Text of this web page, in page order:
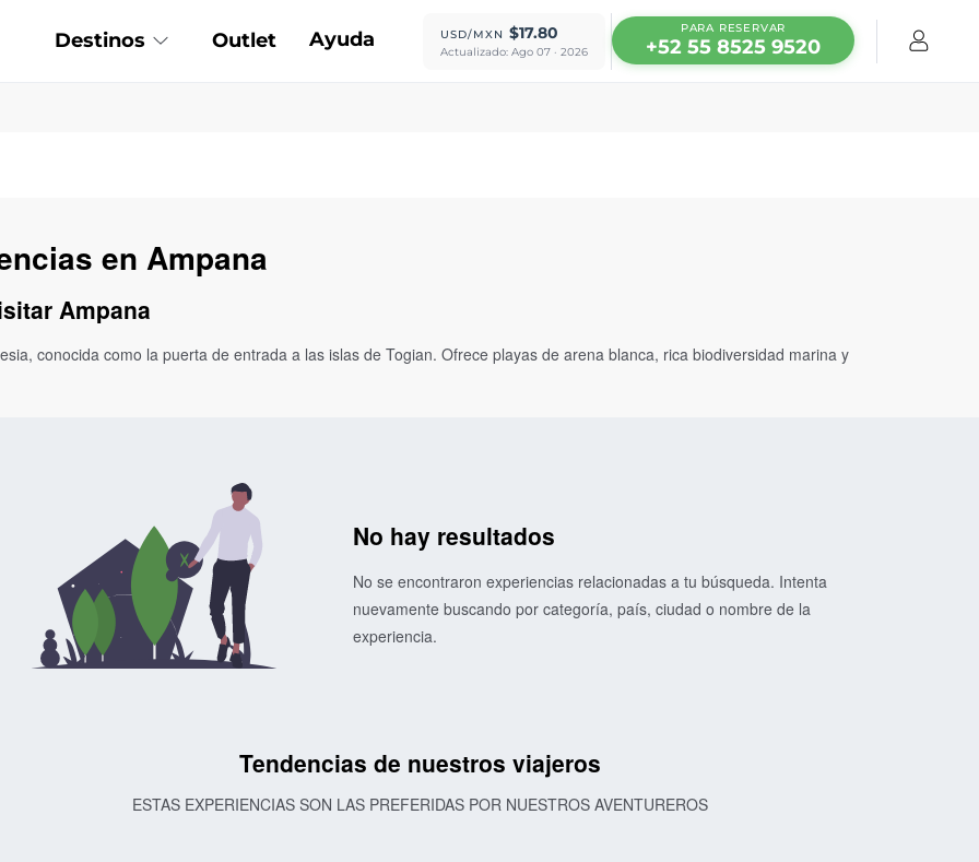
Destinos Outlet Ayuda USD/MXN $17.80
Actualizado: Ago 07 · 2026
PARA RESERVAR
+52 55 8525 9520
en Ampana
Ampana
conocida como la puerta de entrada a las islas de Togian. Ofrece playas de arena blanca, rica biodiversidad marina y
No hay resultados
No se encontraron experiencias relacionadas a tu búsqueda. Intenta
nuevamente buscando por categoría, país, ciudad o nombre de la
experiencia.
Tendencias de nuestros viajeros
ESTAS EXPERIENCIAS SON LAS PREFERIDAS POR NUESTROS AVENTUREROS